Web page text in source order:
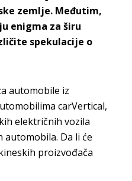
zemlje. Međutim,
enigma za širu
spekulacije o
automobile iz
carVertical,
električnih vozila
Da li će
proizvođača